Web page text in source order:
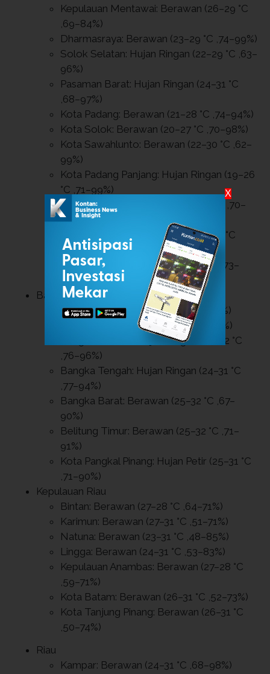
Kepulauan Mentawai: Berawan (26–29 °C
,69–84%)
Dharmasraya: Berawan (23–29 °C ,74–99%)
Solok Selatan: Hujan Ringan (22–29 °C ,63–
96%)
Pasaman Barat: Hujan Ringan (24–31 °C
,68–97%)
Kota Padang: Berawan (21–28 °C ,74–94%)
Kota Solok: Berawan (20–27 °C ,70–98%)
Kota Sawahlunto: Berawan (22–30 °C ,62–
99%)
Kota Padang Panjang: Hujan Ringan (19–26
°C ,71–99%)
Kota Bukittinggi: Berawan (18–24 °C ,70–
98%)
Kota Payakumbuh: Berawan (20–28 °C
,64–98%)
Kota Pariaman: Berawan (25–30 °C ,73–
94%)
Bangka Belitung
Bangka: Berawan (24–32 °C ,69–95%)
Belitung: Berawan (25–32 °C ,74–92%)
Bangka Selatan: Hujan Ringan (24–32 °C
,76–96%)
Bangka Tengah: Hujan Ringan (24–31 °C
,77–94%)
Bangka Barat: Berawan (25–32 °C ,67–
90%)
Belitung Timur: Berawan (25–32 °C ,71–
91%)
Kota Pangkal Pinang: Hujan Petir (25–31 °C
,71–90%)
Kepulauan Riau
Bintan: Berawan (27–28 °C ,64–71%)
Karimun: Berawan (27–31 °C ,51–71%)
Natuna: Berawan (23–31 °C ,48–85%)
Lingga: Berawan (24–31 °C ,53–83%)
Kepulauan Anambas: Berawan (27–28 °C
,59–71%)
Kota Batam: Berawan (26–31 °C ,52–73%)
Kota Tanjung Pinang: Berawan (26–31 °C
,50–74%)
Riau
Kampar: Berawan (24–31 °C ,68–98%)
X